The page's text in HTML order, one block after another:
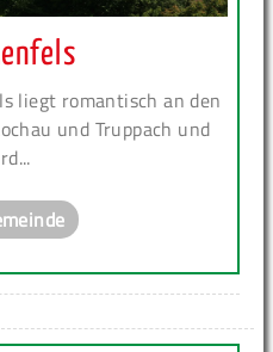
liegt romantisch an den
und Truppach und